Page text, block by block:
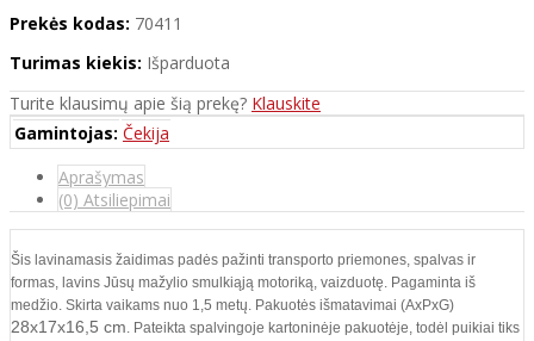
Prekės kodas: 70411
Turimas kiekis: Išparduota
Turite klausimų apie šią prekę? Klauskite
Gamintojas: Čekija
Aprašymas
(0) Atsiliepimai
Šis lavinamasis žaidimas padės pažinti transporto priemones, spalvas ir
formas, lavins Jūsų mažylio smulkiąją motoriką, vaizduotę. Pagaminta iš
medžio. Skirta vaikams nuo 1,5 metų. Pakuotės išmatavimai (AxPxG)
28x17x16,5 cm. Pateikta spalvingoje kartoninėje pakuotėje, todėl puikiai tiks